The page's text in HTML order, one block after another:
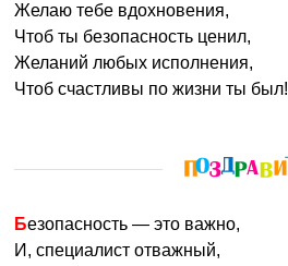
Желаю тебе вдохновения,
Чтоб ты безопасность ценил,
Желаний любых исполнения,
Чтоб счастливы по жизни ты был!
Безопасность — это важно,
И, специалист отважный,